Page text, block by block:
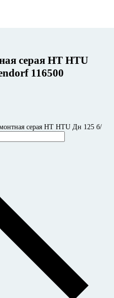
серая HT HTU
116500
серая HT HTU Дн 125 б/